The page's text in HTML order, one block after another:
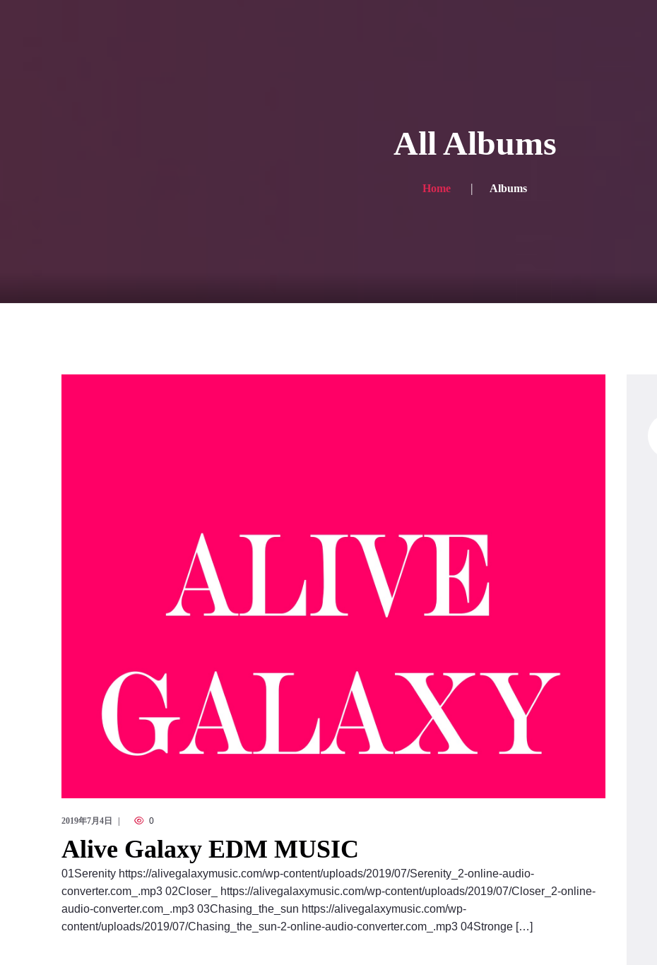
All Albums
Home Albums
2019年7月4日 0
Alive Galaxy EDM MUSIC
01Serenity https://alivegalaxymusic.com/wp-content/uploads/2019/07/Serenity_2-online-audio-
converter.com_.mp3 02Closer_ https://alivegalaxymusic.com/wp-content/uploads/2019/07/Closer_2-online-
audio-converter.com_.mp3 03Chasing_the_sun https://alivegalaxymusic.com/wp-
content/uploads/2019/07/Chasing_the_sun-2-online-audio-converter.com_.mp3 04Stronge […]